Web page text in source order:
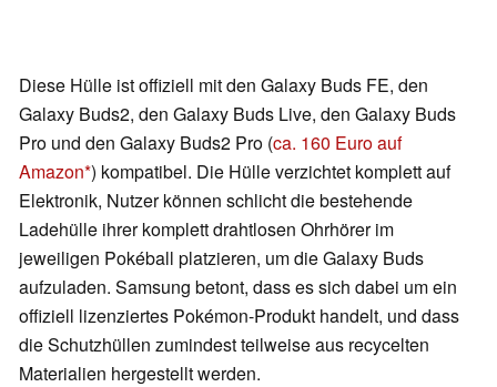
Diese Hülle ist offiziell mit den Galaxy Buds FE, den
Galaxy Buds2, den Galaxy Buds Live, den Galaxy Buds
Pro und den Galaxy Buds2 Pro (ca. 160 Euro auf
Amazon ) kompatibel. Die Hülle verzichtet komplett auf
Elektronik, Nutzer können schlicht die bestehende
Ladehülle ihrer komplett drahtlosen Ohrhörer im
jeweiligen Pokéball platzieren, um die Galaxy Buds
aufzuladen. Samsung betont, dass es sich dabei um ein
offiziell lizenziertes Pokémon-Produkt handelt, und dass
die Schutzhüllen zumindest teilweise aus recycelten
Materialien hergestellt werden.